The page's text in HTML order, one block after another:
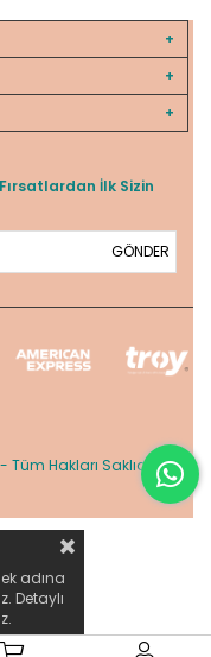
İlk Sizin
GÖNDER
- Tüm Hakları Saklıdır.
adına
Detaylı